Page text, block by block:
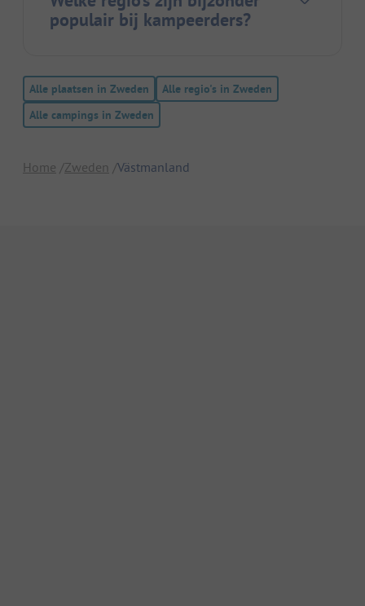
populair bij kampeerders?
Alle plaatsen in Zweden
Alle regio's in Zweden
Alle campings in Zweden
Home Zweden Västmanland